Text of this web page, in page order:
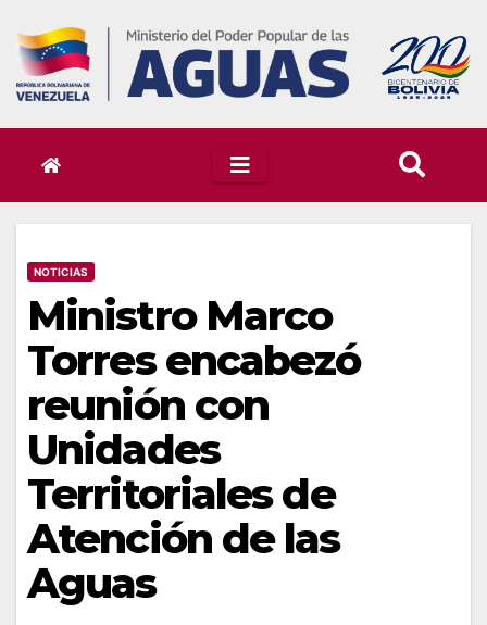
content
NOTICIAS
Ministro Marco
Torres encabezó
reunión con
Unidades
Territoriales de
Atención de las
Aguas